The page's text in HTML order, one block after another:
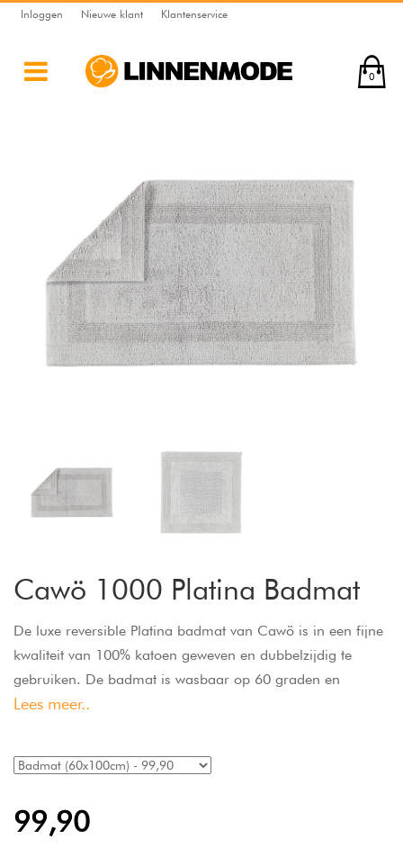
Inloggen Nieuwe klant Klantenservice
0
Cawö 1000 Platina Badmat
De luxe reversible Platina badmat van Cawö is in een fijne
kwaliteit van 100% katoen geweven en dubbelzijdig te
gebruiken. De badmat is wasbaar op 60 graden en
geschikt voor de droger en vloerverwarming.
Lees meer..
99,90